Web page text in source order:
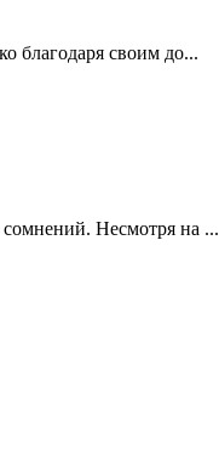
благодаря своим до...
Несмотря на ...